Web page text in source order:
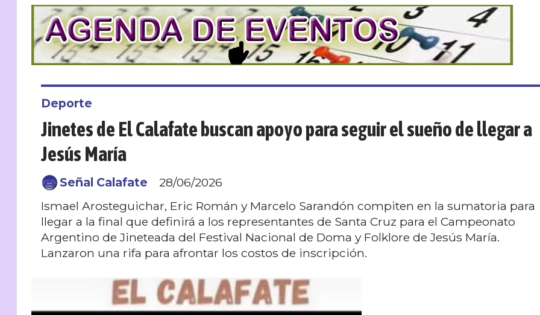
Jinetes de El Calafate buscan apoyo para seguir el sueño de llegar a
Jesús María
Ismael Arosteguichar, Eric Román y Marcelo Sarandón compiten en la sumatoria para
llegar a la final que definirá a los representantes de Santa Cruz para el Campeonato
Argentino de Jineteada del Festival Nacional de Doma y Folklore de Jesús María.
Lanzaron una rifa para afrontar los costos de inscripción.
Deporte
28/06/2026
Señal Calafate